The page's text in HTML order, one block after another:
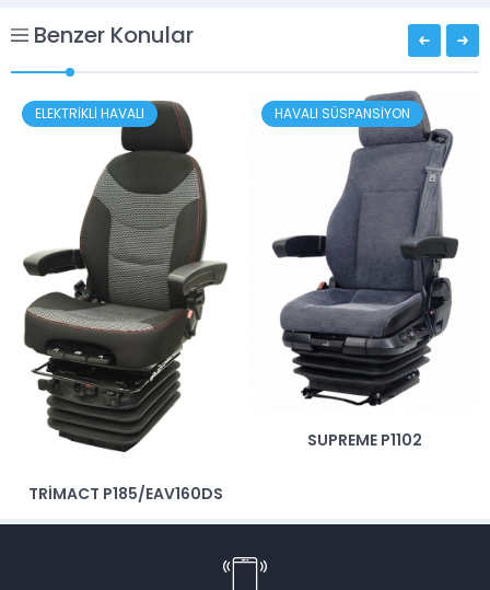
Benzer Konular
ELEKTRİKLİ HAVALI
TRİMACT P185/EAV160DS
HAVALI SÜSPANSİYON
SUPREME P1102